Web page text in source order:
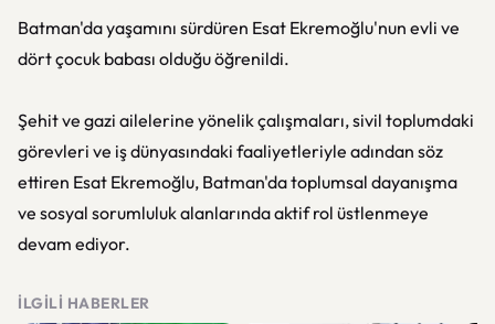
Batman'da yaşamını sürdüren Esat Ekremoğlu'nun evli ve
dört çocuk babası olduğu öğrenildi.
Şehit ve gazi ailelerine yönelik çalışmaları, sivil toplumdaki
görevleri ve iş dünyasındaki faaliyetleriyle adından söz
ettiren Esat Ekremoğlu, Batman'da toplumsal dayanışma
ve sosyal sorumluluk alanlarında aktif rol üstlenmeye
devam ediyor.
İLGILI HABERLER